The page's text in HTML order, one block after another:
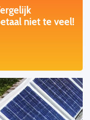
niet te veel!